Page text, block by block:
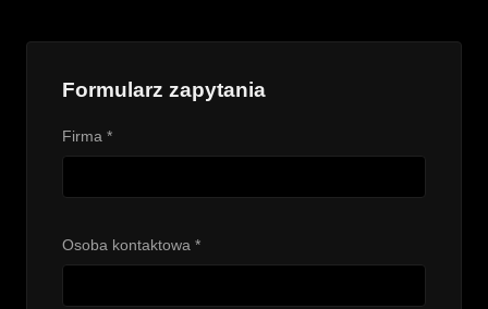
Formularz zapytania
Firma *
Osoba kontaktowa *